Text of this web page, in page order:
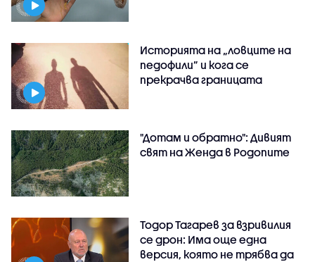
Историята на „ловците на
педофили” и кога се
прекрачва границата
"Дотам и обратно": Дивият
свят на Женда в Родопите
Тодор Тагарев за взривилия
се дрон: Има още една
версия, която не трябва да